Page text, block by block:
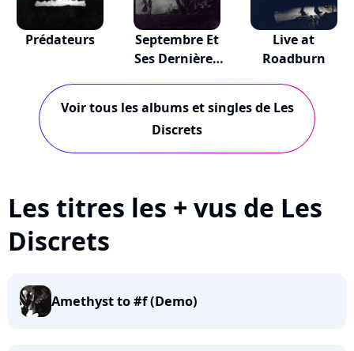
Prédateurs
Septembre Et
Ses Dernières
Live at
Roadburn
Voir tous les albums et singles de Les
Discrets
Les titres les + vus de Les
Discrets
Amethyst to #f (Demo)